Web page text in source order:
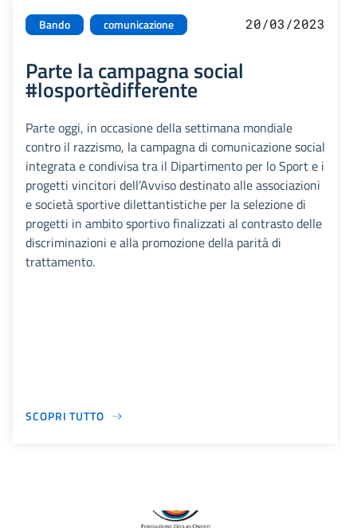
Bando comunicazione 20/03/2023
Parte la campagna social
#losportèdifferente
Parte oggi, in occasione della settimana mondiale
contro il razzismo, la campagna di comunicazione social
integrata e condivisa tra il Dipartimento per lo Sport e i
progetti vincitori dell’Avviso destinato alle associazioni
e società sportive dilettantistiche per la selezione di
progetti in ambito sportivo finalizzati al contrasto delle
discriminazioni e alla promozione della parità di
trattamento.
SCOPRI TUTTO